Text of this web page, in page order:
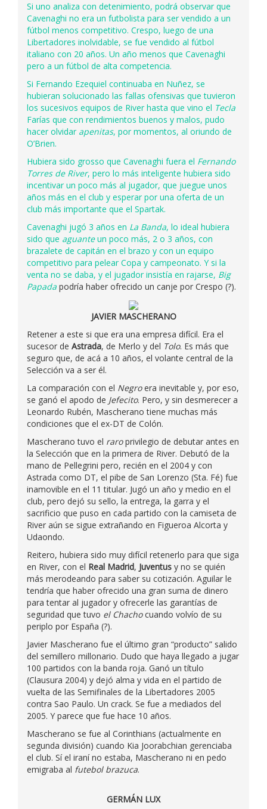
Si uno analiza con detenimiento, podrá observar que
Cavenaghi no era un futbolista para ser vendido a un
fútbol menos competitivo. Crespo, luego de una
Libertadores inolvidable, se fue vendido al fútbol
italiano con 20 años. Un año menos que Cavenaghi
pero a un fútbol de alta competencia.
Si Fernando Ezequiel continuaba en Nuñez, se
hubieran solucionado las fallas ofensivas que tuvieron
los sucesivos equipos de River hasta que vino el Tecla
Farías que con rendimientos buenos y malos, pudo
hacer olvidar apenitas, por momentos, al oriundo de
O’Brien.
Hubiera sido grosso que Cavenaghi fuera el Fernando
Torres de River, pero lo más inteligente hubiera sido
incentivar un poco más al jugador, que juegue unos
años más en el club y esperar por una oferta de un
club más importante que el Spartak.
Cavenaghi jugó 3 años en La Banda, lo ideal hubiera
sido que aguanteun poco más, 2 o 3 años, con
brazalete de capitán en el brazo y con un equipo
competitivo para pelear Copa y campeonato. Y si la
venta no se daba, y el jugador insistía en rajarse, Big
Papada podría haber ofrecido un canje por Crespo (?).
JAVIER MASCHERANO
Retener a este si que era una empresa difícil. Era el
sucesor de Astrada, de Merlo y del Tolo. Es más que
seguro que, de acá a 10 años, el volante central de la
Selección va a ser él.
La comparación con el Negroera inevitable y, por eso,
se ganó el apodo de Jefecito. Pero, y sin desmerecer a
Leonardo Rubén, Mascherano tiene muchas más
condiciones que el ex-DT de Colón.
Mascherano tuvo el raroprivilegio de debutar antes en
la Selección que en la primera de River. Debutó de la
mano de Pellegrini pero, recién en el 2004 y con
Astrada como DT, el pibe de San Lorenzo (Sta. Fé) fue
inamovible en el 11 titular. Jugó un año y medio en el
club, pero dejó su sello, la entrega, la garra y el
sacrificio que puso en cada partido con la camiseta de
River aún se sigue extrañando en Figueroa Alcorta y
Udaondo.
Reitero, hubiera sido muy difícil retenerlo para que siga
en River, con el Real Madrid, Juventus y no se quién
más merodeando para saber su cotización. Aguilar le
tendría que haber ofrecido una gran suma de dinero
para tentar al jugador y ofrecerle las garantías de
seguridad que tuvo el Chachocuando volvío de su
periplo por España (?).
Javier Mascherano fue el último gran “producto” salido
del semillero millonario. Dudo que haya llegado a jugar
100 partidos con la banda roja. Ganó un título
(Clausura 2004) y dejó alma y vida en el partido de
vuelta de las Semifinales de la Libertadores 2005
contra Sao Paulo. Un crack. Se fue a mediados del
2005. Y parece que fue hace 10 años.
Mascherano se fue al Corinthians (actualmente en
segunda división) cuando Kia Joorabchian gerenciaba
el club. Sí el iraní no estaba, Mascherano ni en pedo
emigraba al futebol brazuca.
GERMÁN LUX